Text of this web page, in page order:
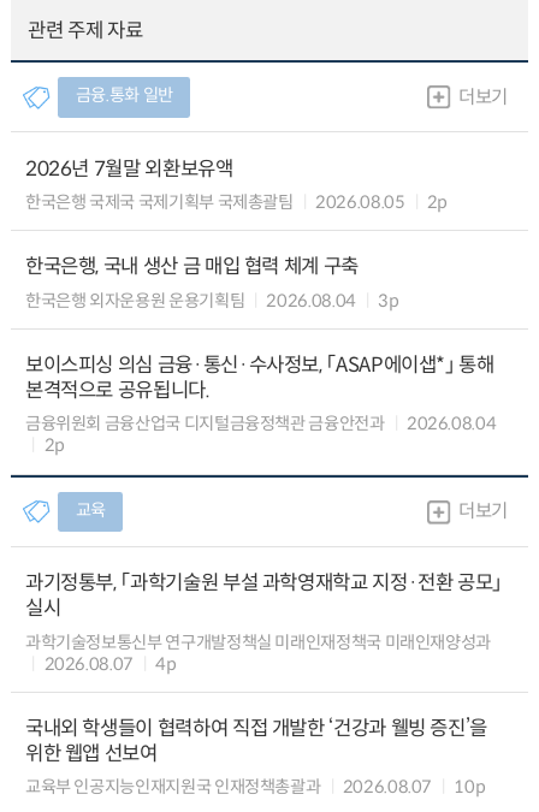
관련 주제 자료
금융.통화 일반 더보기
2026년 7월말 외환보유액
한국은행 국제국 국제기획부 국제총괄팀 2026.08.05 2p
한국은행, 국내 생산 금 매입 협력 체계 구축
한국은행 외자운용원 운용기획팀 2026.08.04 3p
보이스피싱 의심 금융·통신·수사정보, 「ASAP에이샙*」 통해
본격적으로 공유됩니다.
금융위원회 금융산업국 디지털금융정책관 금융안전과
2026.08.04
2p
교육 더보기
과기정통부, 「과학기술원 부설 과학영재학교 지정·전환 공모」
실시
과학기술정보통신부 연구개발정책실 미래인재정책국 미래인재양성과
2026.08.07
4p
국내외 학생들이 협력하여 직접 개발한 ‘건강과 웰빙 증진’을
위한 웹앱 선보여
교육부 인공지능인재지원국 인재정책총괄과 2026.08.07 10p